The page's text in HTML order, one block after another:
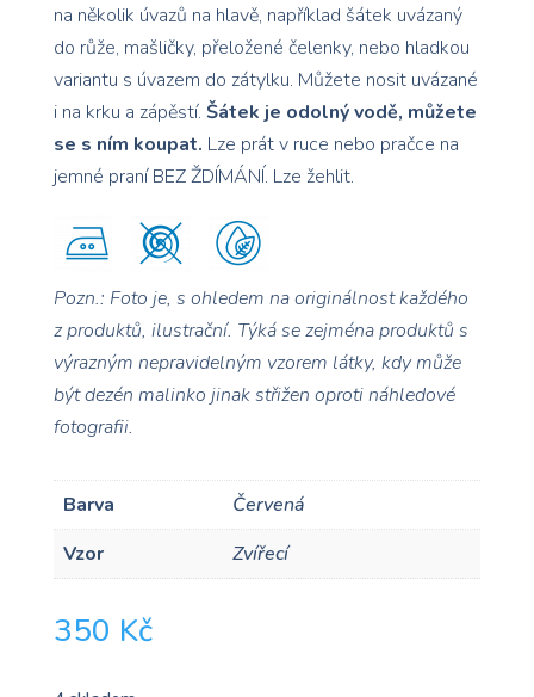
na několik úvazů na hlavě, například šátek uvázaný
do růže, mašličky, přeložené čelenky, nebo hladkou
variantu s úvazem do zátylku. Můžete nosit uvázané
i na krku a zápěstí. Šátek je odolný vodě, můžete
se s ním koupat. Lze prát v ruce nebo pračce na
jemné praní BEZ ŽDÍMÁNÍ. Lze žehlit.
Pozn.: Foto je, s ohledem na originálnost každého
z produktů, ilustrační. Týká se zejména produktů s
výrazným nepravidelným vzorem látky, kdy může
být dezén malinko jinak střižen oproti náhledové
fotografii.
Barva
Červená
Vzor
Zvířecí
350 Kč